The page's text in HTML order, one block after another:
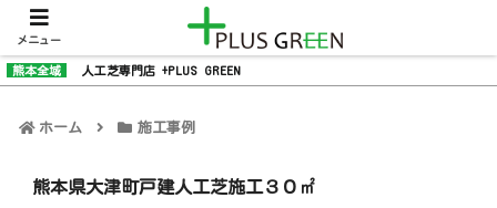
熊本全域 人工芝専門店 +PLUS GREEN
ホーム 施工事例
熊本県大津町戸建人工芝施工３０㎡
メニュー